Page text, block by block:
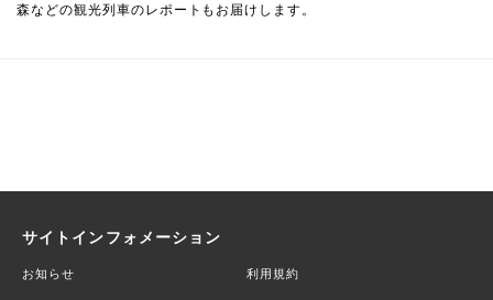
森などの観光列車のレポートもお届けします。
サイトインフォメーション
お知らせ 利用規約